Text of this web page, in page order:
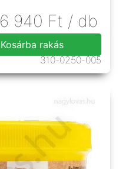
6 940 Ft / db
Kosárba rakás
310-0250-005